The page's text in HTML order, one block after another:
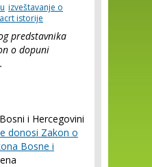
izveštavanje o
istorije
predstavnika
o dopuni
i Hercegovini
donosi Zakon o
Bosne i